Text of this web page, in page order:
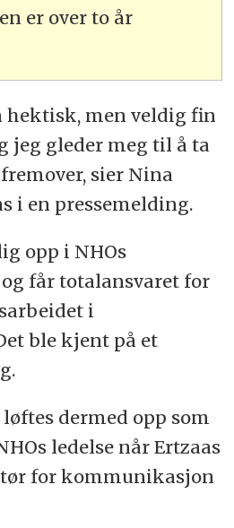
er over to år
hektisk, men veldig fin
jeg gleder meg til å ta
sier Nina
i en pressemelding.
opp i NHOs
får totalansvaret for
i
ble kjent på et
dermed opp som
ledelse når Ertzaas
for kommunikasjon